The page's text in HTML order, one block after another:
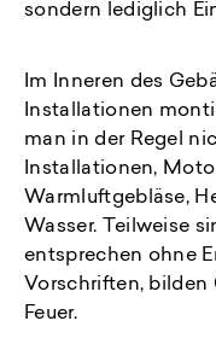
sondern lediglich
Im Inneren des
Installationen
man in der Regel
Installationen,
Warmluftgebläse,
Wasser. Teilweise
entsprechen ohne
Vorschriften, bilden
Feuer.